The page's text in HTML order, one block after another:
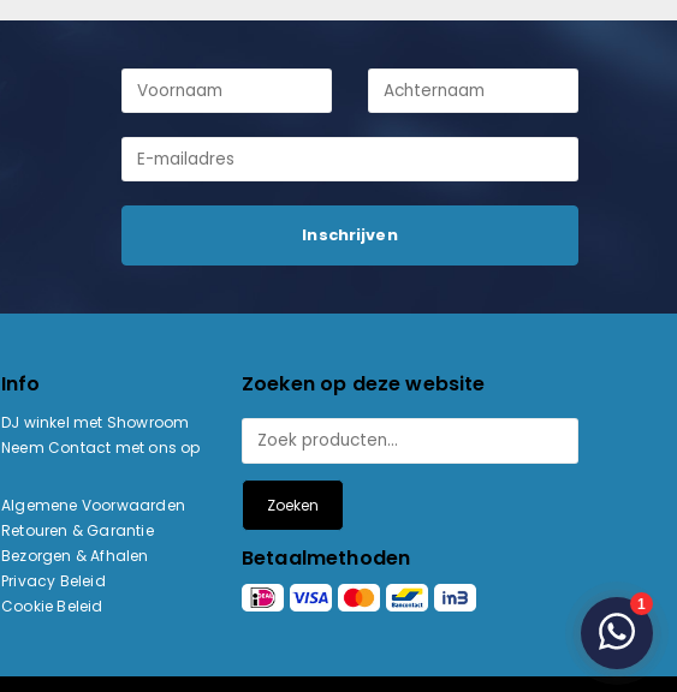
Info
DJ winkel met Showroom
Neem Contact met ons op
Algemene Voorwaarden
Retouren & Garantie
Bezorgen & Afhalen
Privacy Beleid
Cookie Beleid
Zoeken op deze website
Zoeken
Betaalmethoden